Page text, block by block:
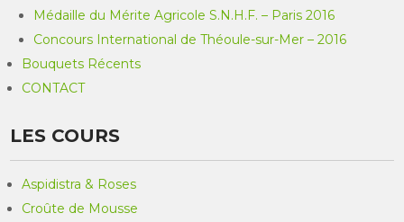
Médaille du Mérite Agricole S.N.H.F. – Paris 2016
Concours International de Théoule-sur-Mer – 2016
Bouquets Récents
CONTACT
LES COURS
Aspidistra & Roses
Croûte de Mousse